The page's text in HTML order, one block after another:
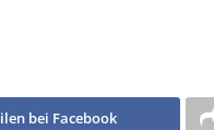
bei Facebook